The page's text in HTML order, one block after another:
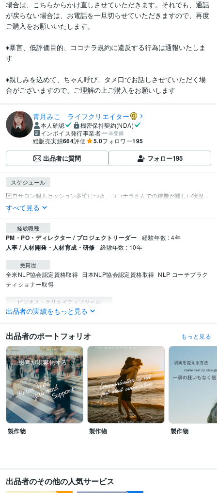
場合は、こちらからかけ直しさせていただきます。それでも、通話
が戻らない場合は、お電話を一旦切らせていただきますので、再度
ご購入をお願いいたします。
♦️暴言、低評価目的、ココナラ規約に違反する行為は通報いたしま
す
♦️親しみを込めて、ちゃん呼び、タメ口でお話しさせていただく場
合がございますので、ご理解の上ご購入をお願いします
青月みこ ライフクリエイター
本人確認
機密保持契約(NDA)
インボイス発行事業者
未登録
総販売実績664評価 5.0フォロワー195
出品者に質問 フォロー195
スケジュール
*️⃣自サロン個人セッション多忙につき、ココナラさんでの待機が難しい状況...
すべて見る
経験職種
PM・PO・ディレクター / プロジェクトリーダー 経験年数 : 4年
人事 / 人材開発・人材育成・研修 経験年数 : 10年
受賞歴
全米NLP協会認定資格取得 日本NLP協会認定資格取得 NLP コーチプラク
ティショナー取得
ビジネス・クリエイティブツール
Canva:0年DaVinci Resolve:0年
悩み相談・カウンセリング ■気持ちの整理のお手伝い
■あなたの良いとこ
ろ見つけます ■あなたのしたいこと一緒に見つけます ■分析や紐解きが得
意です ◾シニア犬の介護資格取得しています
ビジネス代行・事務代行 ◇電話応対テクニック共有します
出品者の実績をもっと見る
出品者のポートフォリオ もっと見る
製作物 製作物 製作物
出品者のその他の人気サービス